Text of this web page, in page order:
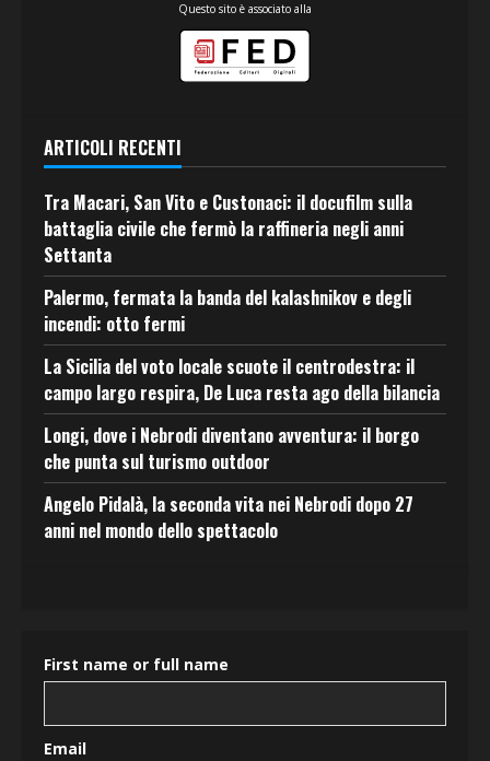
Questo sito è associato alla
ARTICOLI RECENTI
Tra Macari, San Vito e Custonaci: il docufilm sulla
battaglia civile che fermò la raffineria negli anni
Settanta
Palermo, fermata la banda del kalashnikov e degli
incendi: otto fermi
La Sicilia del voto locale scuote il centrodestra: il
campo largo respira, De Luca resta ago della bilancia
Longi, dove i Nebrodi diventano avventura: il borgo
che punta sul turismo outdoor
Angelo Pidalà, la seconda vita nei Nebrodi dopo 27
anni nel mondo dello spettacolo
First name or full name
Email